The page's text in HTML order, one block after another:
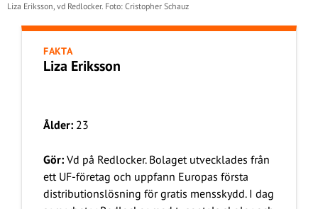
Liza Eriksson, vd Redlocker. Foto: Cristopher Schauz
FAKTA
Liza Eriksson
Ålder: 23
Gör: Vd på Redlocker. Bolaget utvecklades från
ett UF-företag och uppfann Europas första
distributionslösning för gratis mensskydd. I dag